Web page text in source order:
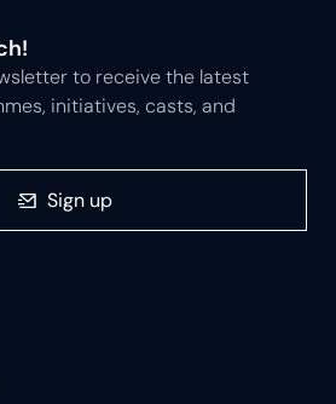
to receive the latest
initiatives, casts, and
Sign up